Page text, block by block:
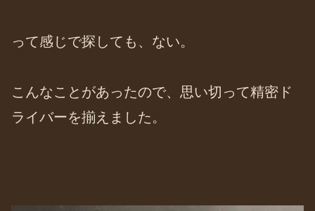
って感じで探しても、ない。
こんなことがあったので、思い切って精密ド
ライバーを揃えました。